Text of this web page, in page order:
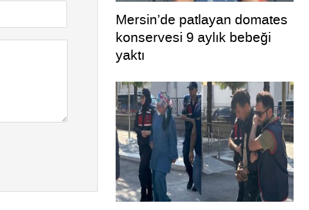
Mersin’de patlayan domates
konservesi 9 aylık bebeği
yaktı